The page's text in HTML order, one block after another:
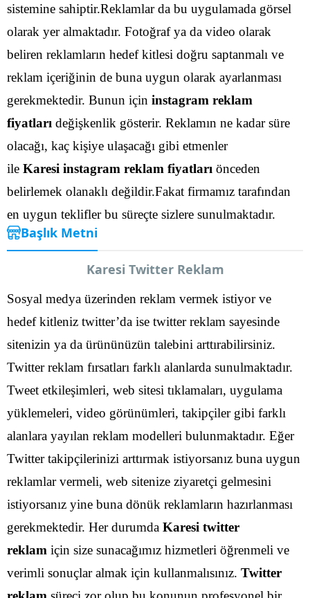
sistemine sahiptir.Reklamlar da bu uygulamada görsel
olarak yer almaktadır. Fotoğraf ya da video olarak
beliren reklamların hedef kitlesi doğru saptanmalı ve
reklam içeriğinin de buna uygun olarak ayarlanması
gerekmektedir. Bunun için instagram reklam
fiyatları değişkenlik gösterir. Reklamın ne kadar süre
olacağı, kaç kişiye ulaşacağı gibi etmenler
ile Karesi instagram reklam fiyatları önceden
belirlemek olanaklı değildir.Fakat firmamız tarafından
en uygun teklifler bu süreçte sizlere sunulmaktadır.
Başlık Metni
Karesi Twitter Reklam
Sosyal medya üzerinden reklam vermek istiyor ve
hedef kitleniz twitter’da ise twitter reklam sayesinde
sitenizin ya da ürününüzün talebini arttırabilirsiniz.
Twitter reklam fırsatları farklı alanlarda sunulmaktadır.
Tweet etkileşimleri, web sitesi tıklamaları, uygulama
yüklemeleri, video görünümleri, takipçiler gibi farklı
alanlara yayılan reklam modelleri bulunmaktadır. Eğer
Twitter takipçilerinizi arttırmak istiyorsanız buna uygun
reklamlar vermeli, web sitenize ziyaretçi gelmesini
istiyorsanız yine buna dönük reklamların hazırlanması
gerekmektedir. Her durumda Karesi twitter
reklam için size sunacağımız hizmetleri öğrenmeli ve
verimli sonuçlar almak için kullanmalısınız. Twitter